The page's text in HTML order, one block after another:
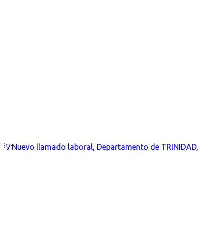
💡Nuevo llamado laboral, Departamento de TRINIDAD,